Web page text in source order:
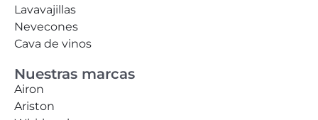
Lavavajillas
Nevecones
Cava de vinos
Nuestras marcas
Airon
Ariston